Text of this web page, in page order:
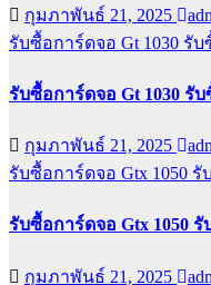
กุมภาพันธ์ 21, 2025
รับซื้อการ์ดจอ Gt 1030 รับ
รับซื้อการ์ดจอ Gt 1030 รั
กุมภาพันธ์ 21, 2025
รับซื้อการ์ดจอ Gtx 1050 รั
รับซื้อการ์ดจอ Gtx 1050
กุมภาพันธ์ 21, 2025